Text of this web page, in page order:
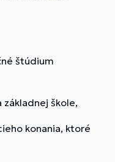
štúdium
základnej škole,
konania, ktoré